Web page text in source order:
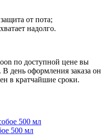
от пота;
надолго.
по доступной цене вы
день оформления заказа он
в кратчайшие сроки.
500 мл